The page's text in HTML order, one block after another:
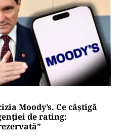
Moody’s. Ce câștigă
de rating: